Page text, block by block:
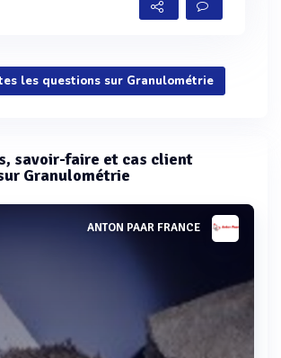
les questions sur Granulométrie
savoir-faire et cas client
Granulométrie
ANTON PAAR FRANCE